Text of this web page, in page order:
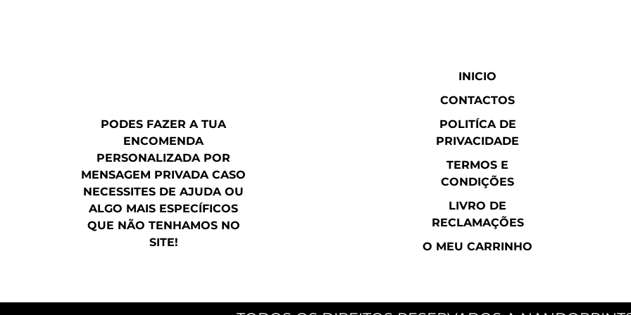
PODES FAZER A TUA
ENCOMENDA
PERSONALIZADA POR
MENSAGEM PRIVADA CASO
NECESSITES DE AJUDA OU
ALGO MAIS ESPECÍFICOS
QUE NÃO TENHAMOS NO
SITE!
INICIO
CONTACTOS
POLITÍCA DE
PRIVACIDADE
TERMOS E
CONDIÇÕES
LIVRO DE
RECLAMAÇÕES
O MEU CARRINHO